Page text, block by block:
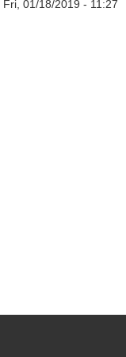
Fri, 01/18/2019 - 11:27